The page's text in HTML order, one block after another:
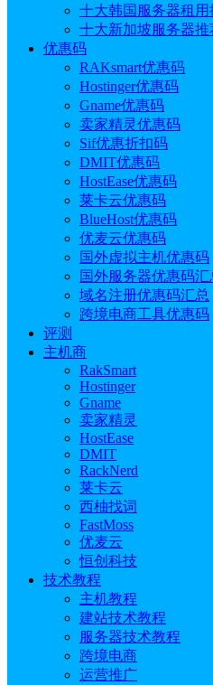
十大韩国服务器租用
十大新加坡服务器推
优惠码
RAKsmart优惠码
Hostinger优惠码
Gname优惠码
卖家精灵优惠码
Sif优惠折扣码
DMIT优惠码
HostEase优惠码
莱卡云优惠码
BlueHost优惠码
优麦云优惠码
国外虚拟主机优惠码
国外服务器优惠码汇
域名注册优惠码汇总
跨境电商工具优惠码
评测
主机商
RakSmart
Hostinger
Gname
卖家精灵
HostEase
DMIT
RackNerd
莱卡云
西柚找词
FastMoss
优麦云
恒创科技
技术教程
主机教程
建站技术教程
服务器技术教程
跨境电商
运营推广
Kinsta使用SSH远程
作者: sunny 分类:建站技术
更新于: 2026.02.18 17:16:15
WordPress开发和远程
者是在自己的计算机上搭建一
是指将WordPress安装在互联网
集成性更强，也是大多数站长
SSH和VS Code在Kinsta上进行
样也适用于其他IDE，例如
文章目录